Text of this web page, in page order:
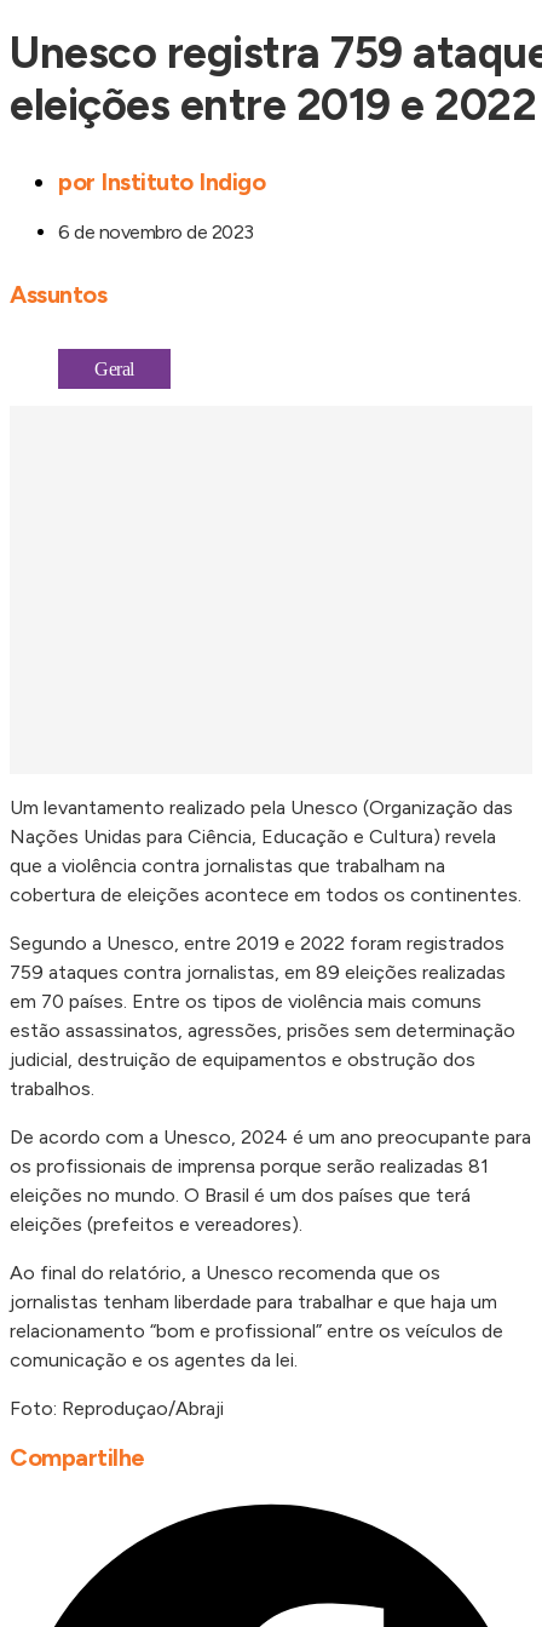
Unesco registra 759
eleições entre 2019 e 2022
por Instituto Indigo
6 de novembro de 2023
Assuntos
Geral
Um levantamento realizado pela Unesco (Organização das
Nações Unidas para Ciência, Educação e Cultura) revela
que a violência contra jornalistas que trabalham na
cobertura de eleições acontece em todos os continentes.
Segundo a Unesco, entre 2019 e 2022 foram registrados
759 ataques contra jornalistas, em 89 eleições realizadas
em 70 países. Entre os tipos de violência mais comuns
estão assassinatos, agressões, prisões sem determinação
judicial, destruição de equipamentos e obstrução dos
trabalhos.
De acordo com a Unesco, 2024 é um ano preocupante para
os profissionais de imprensa porque serão realizadas 81
eleições no mundo. O Brasil é um dos países que terá
eleições (prefeitos e vereadores).
Ao final do relatório, a Unesco recomenda que os
jornalistas tenham liberdade para trabalhar e que haja um
relacionamento “bom e profissional” entre os veículos de
comunicação e os agentes da lei.
Foto: Reproduçao/Abraji
Compartilhe